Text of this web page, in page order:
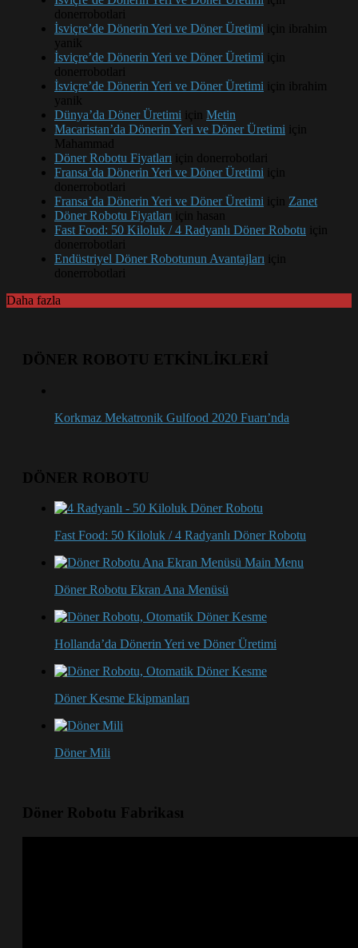
donerrobotlari
İsviçre’de Dönerin Yeri ve Döner Üretimi için
ibrahim
yanik
İsviçre’de Dönerin Yeri ve Döner Üretimi için
donerrobotlari
İsviçre’de Dönerin Yeri ve Döner Üretimi için
ibrahim
yanik
Dünya’da Döner Üretimi için Metin
Macaristan’da Dönerin Yeri ve Döner Üretimi için
Mahammad
Döner Robotu Fiyatları için donerrobotlari
Fransa’da Dönerin Yeri ve Döner Üretimi için
donerrobotlari
Fransa’da Dönerin Yeri ve Döner Üretimi için Zanet
Döner Robotu Fiyatları için
hasan
Fast Food: 50 Kiloluk / 4 Radyanlı Döner Robotu için
donerrobotlari
Endüstriyel Döner Robotunun Avantajları için
donerrobotlari
Daha fazla
DÖNER ROBOTU ETKİNLİKLERİ
Korkmaz Mekatronik Gulfood 2020 Fuarı’nda
DÖNER ROBOTU
Fast Food: 50 Kiloluk / 4 Radyanlı Döner Robotu
Döner Robotu Ekran Ana Menüsü
Hollanda’da Dönerin Yeri ve Döner Üretimi
Döner Kesme Ekipmanları
Döner Mili
Döner Robotu Fabrikası